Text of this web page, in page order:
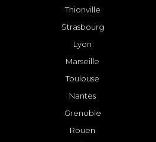
Thionville
Strasbourg
Lyon
Marseille
Toulouse
Nantes
Grenoble
Rouen